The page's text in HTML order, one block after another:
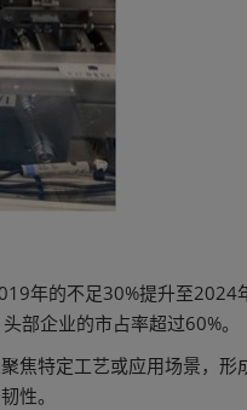
年的不足30%提升至2024
部企业的市占率超过60%。
焦特定工艺或应用场景，
性。